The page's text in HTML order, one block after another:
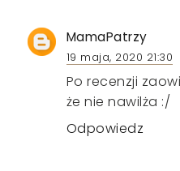
MamaPatrzy
19 maja, 2020 21:30
Po recenzji
że nie nawilża :/
Odpowiedz